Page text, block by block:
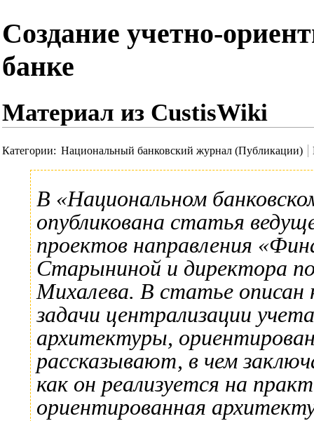
Создание учетно-
банке
Материал из CustisWiki
Категории: Национальный банковский журнал (Публикации)
В «Национальном
опубликована статья
проектов направления
Старыниной и директора
Михалева. В статье
задачи централизации
архитектуры,
рассказывают, в чем
как он реализуется на
ориентированная